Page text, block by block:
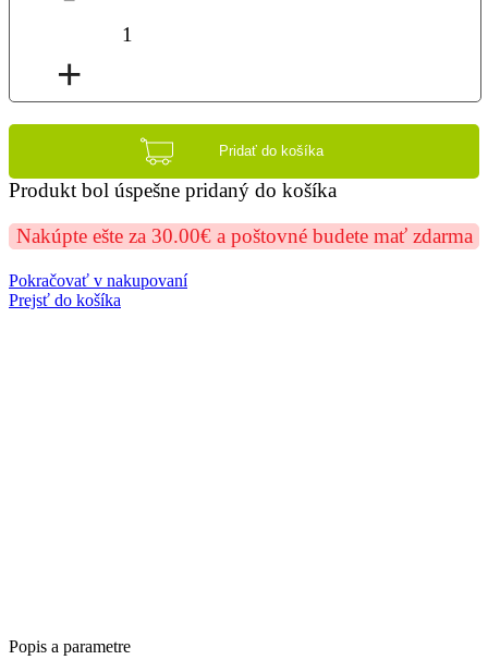
1
+
Pridať do košíka
Produkt bol úspešne pridaný do košíka
Nakúpte ešte za 30.00€ a poštovné budete mať zdarma
Pokračovať v nakupovaní
Prejsť do košíka
Popis a parametre